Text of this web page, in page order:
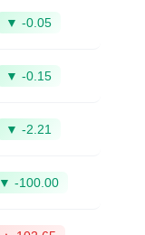
▼ -0.05
▼ -0.15
▼ -2.21
▼ -100.00